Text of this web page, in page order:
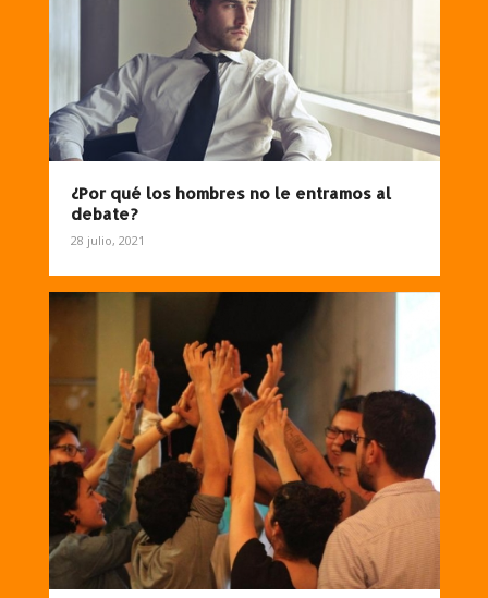
¿Por qué los hombres no le entramos al
debate?
28 julio, 2021